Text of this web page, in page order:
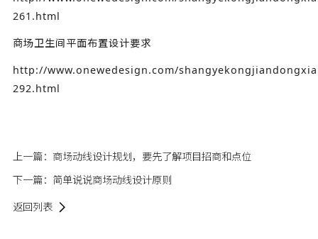
261.html
商场卫生间平面布置设计要求
http://www.onewedesign.com/
292.html
上一篇： 商场动线设计规划，要先了解项目招商和点位
下一篇： 简单说说商场动线设计原则
返回列表